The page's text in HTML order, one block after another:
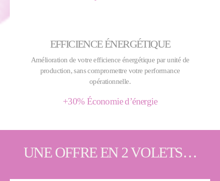
EFFICIENCE ÉNERGÉTIQUE
Amélioration de votre efficience énergétique par unité de
production, sans compromettre votre performance
opérationnelle.
+30% Économie d’énergie
UNE OFFRE EN 2 VOLETS…